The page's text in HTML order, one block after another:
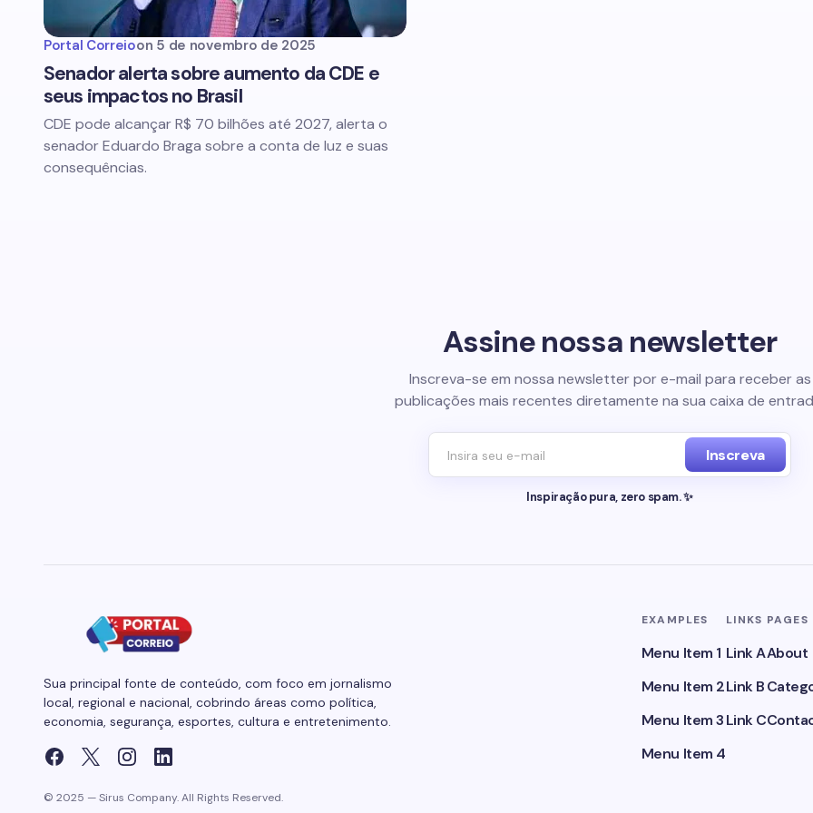
Portal Correioon 5 de novembro de 2025
Senador alerta sobre aumento da CDE e
seus impactos no Brasil
CDE pode alcançar R$ 70 bilhões até 2027, alerta o
senador Eduardo Braga sobre a conta de luz e suas
consequências.
Assine nossa newsletter
Inscreva-se em nossa newsletter por e-mail para receber as
publicações mais recentes diretamente na sua caixa de
Inscreva
Inspiração pura, zero spam. ✨
Sua principal fonte de conteúdo, com foco em jornalismo
local, regional e nacional, cobrindo áreas como política,
economia, segurança, esportes, cultura e entretenimento.
EXAMPLES
Menu Item 1
Menu Item 2
Menu Item 3
Menu Item 4
LINKS
Link A
Link B
Link C
PAGES
About
© 2025 — Sirus Company. All Rights Reserved.